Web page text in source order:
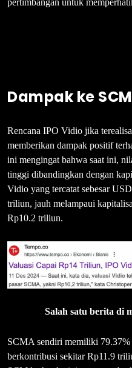
pertimbangan untuk
Dampak ke
Rencana IPO Vidio jika
memberikan dampak positif
ini mengingat bahwa saat ini,
tinggi dibandingkan dengan
Vidio yang tercatat sebesar
triliun, jauh melampaui
Rp10.2 triliun.
Salah satu berita di
SCMA sendiri memiliki
berkontribusi sekitar Rp11.9